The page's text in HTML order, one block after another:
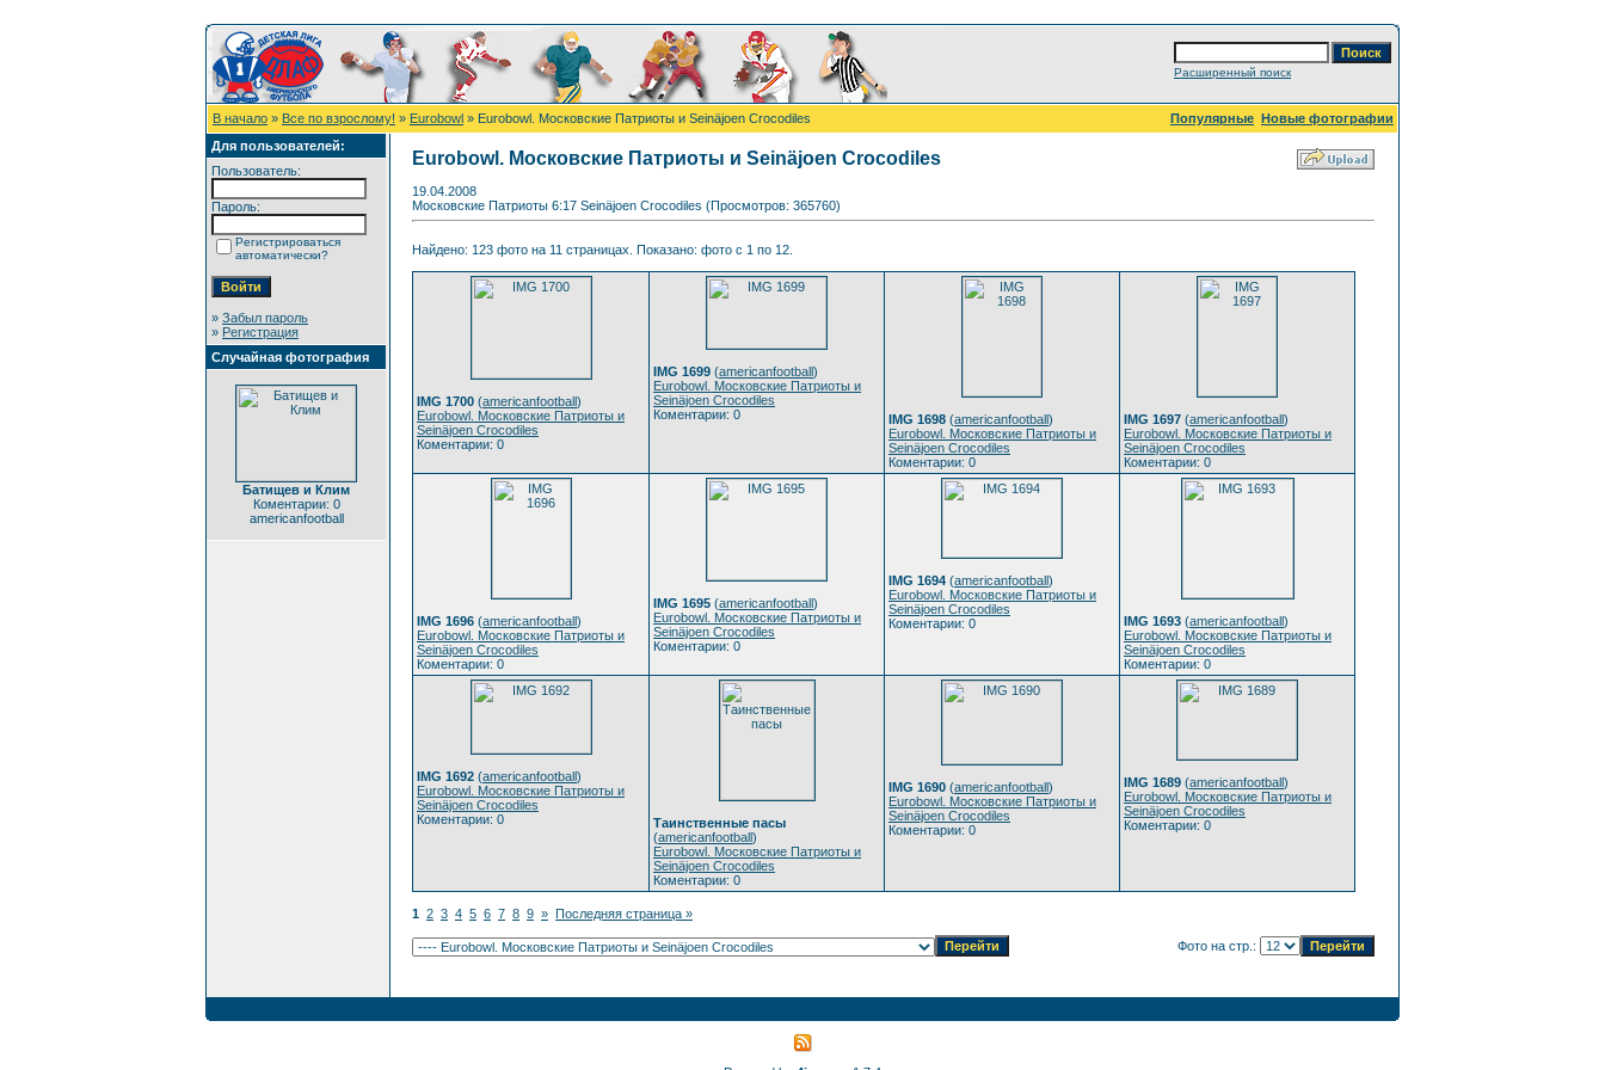
Расширенный поиск
В начало » Все по взрослому! » Eurobowl » Eurobowl. Московские Патриоты и Seinäjoen Crocodiles Популярные Новые фотографии
Для пользователей:
Пользователь:
Пароль:
Регистрироваться
автоматически?
» Забыл пароль
» Регистрация
Случайная фотография
Батищев и Клим
Коментарии: 0
americanfootball
Eurobowl. Московские Патриоты и Seinäjoen Crocodiles
19.04.2008
Московские Патриоты 6:17 Seinäjoen Crocodiles (Просмотров: 365760)
Найдено: 123 фото на 11 страницах. Показано: фото с 1 по 12.
IMG 1700 (americanfootball)
Eurobowl. Московские Патриоты и
Seinäjoen Crocodiles
Коментарии: 0
IMG 1699 (americanfootball)
Eurobowl. Московские Патриоты и
Seinäjoen Crocodiles
Коментарии: 0
IMG 1698 (americanfootball)
Eurobowl. Московские Патриоты и
Seinäjoen Crocodiles
Коментарии: 0
IMG 1697 (americanfootball)
Eurobowl. Московские Патриоты и
Seinäjoen Crocodiles
Коментарии: 0
IMG 1696 (americanfootball)
Eurobowl. Московские Патриоты и
Seinäjoen Crocodiles
Коментарии: 0
IMG 1695 (americanfootball)
Eurobowl. Московские Патриоты и
Seinäjoen Crocodiles
Коментарии: 0
IMG 1694 (americanfootball)
Eurobowl. Московские Патриоты и
Seinäjoen Crocodiles
Коментарии: 0
IMG 1693 (americanfootball)
Eurobowl. Московские Патриоты и
Seinäjoen Crocodiles
Коментарии: 0
IMG 1692 (americanfootball)
Eurobowl. Московские Патриоты и
Seinäjoen Crocodiles
Коментарии: 0
Таинственные пасы
(americanfootball)
Eurobowl. Московские Патриоты и
Seinäjoen Crocodiles
Коментарии: 0
IMG 1690 (americanfootball)
Eurobowl. Московские Патриоты и
Seinäjoen Crocodiles
Коментарии: 0
IMG 1689 (americanfootball)
Eurobowl. Московские Патриоты и
Seinäjoen Crocodiles
Коментарии: 0
1 2 3 4 5 6 7 8 9 » Последняя страница »
Фото на стр.: